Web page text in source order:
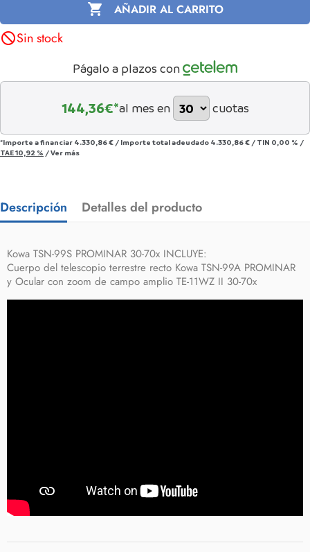
 AÑADIR AL CARRITO
not_interestedSin stock
Págalo a plazos con
144,36€*al mes en cuotas
*Importe a financiar 4.330,86 € / Importe total adeudado 4.330,86 € / TIN 0,00 % /
TAE10,92 % /Ver más
Descripción Detalles del producto
Kowa TSN-99S PROMINAR 30-70x INCLUYE:
Cuerpo del telescopio terrestre recto Kowa TSN-99A PROMINAR
y Ocular con zoom de campo amplio TE-11WZ II 30-70x